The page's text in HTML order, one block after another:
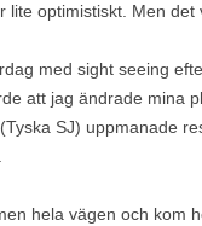
lite optimistiskt. Men
med sight seeing
att jag ändrade mina
SJ) uppmanade
hela vägen och kom